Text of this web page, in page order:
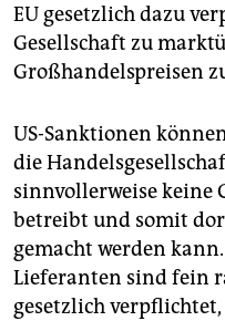
EU gesetzlich dazu
Gesellschaft zu
Großhandelspreisen
US-Sanktionen
die
sinnvollerweise keine
betreibt und somit
gemacht werden
Lieferanten sind fein
gesetzlich